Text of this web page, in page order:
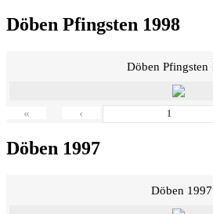
Döben Pfingsten 1998
Döben Pfingsten
« ‹
Döben 1997
Döben 1997